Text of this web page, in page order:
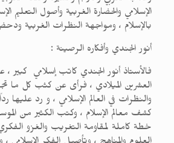
الإسلامي والحضارة الغربية وأصول التعليم
بالإسلام ، ومواجهة النظرات الغربية ودحض
أنور الجندي وأفكاره الرصينة :
فالأستاذ أنور الجندي كاتب إسلامي كبير
العشرين الميلادي ، فرأى عن كثب كل ما
والنظرات في العالم الإسلامي ، و رد عليها
كشف معالم الإسلام ، وكتب الكثير من
خطة كاملة لمقاومة التغريب والغزو الفكري